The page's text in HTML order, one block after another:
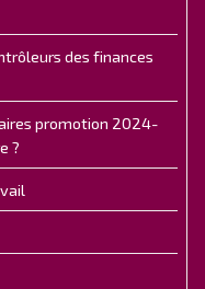
des finances
promotion 2024-
?